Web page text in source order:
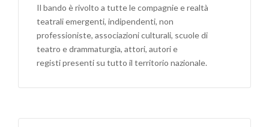
Il bando è rivolto a tutte le compagnie e realtà
teatrali emergenti, indipendenti, non
professioniste, associazioni culturali, scuole di
teatro e drammaturgia, attori, autori e
registi presenti su tutto il territorio nazionale.